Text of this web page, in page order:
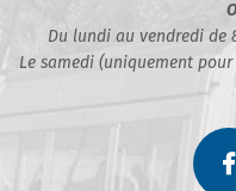
Du lundi au vendredi de
Le samedi (uniquement